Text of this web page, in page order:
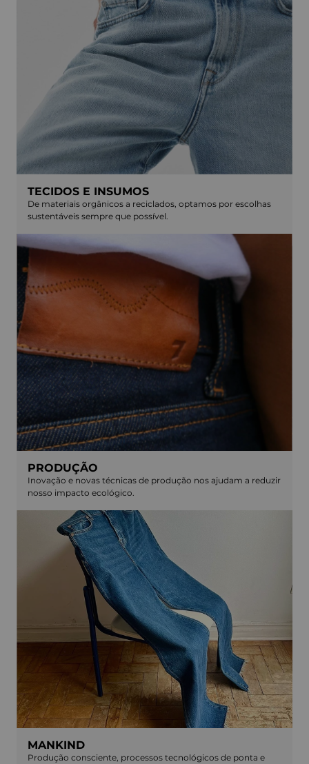
TECIDOS E INSUMOS
De materiais orgânicos a reciclados, optamos por escolhas
sustentáveis sempre que possível.
PRODUÇÃO
Inovação e novas técnicas de produção nos ajudam a reduzir
nosso impacto ecológico.
MANKIND
Produção consciente, processos tecnológicos de ponta e